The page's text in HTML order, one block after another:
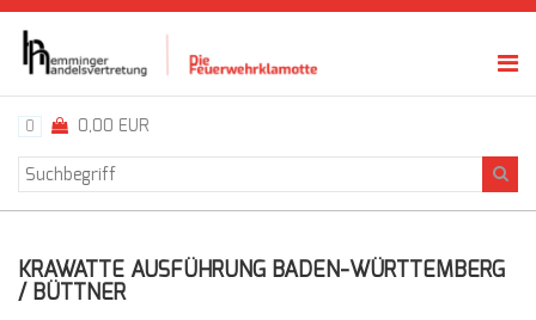
0 0,00 EUR
KRAWATTE AUSFÜHRUNG BADEN-WÜRTTEMBERG
/ BÜTTNER